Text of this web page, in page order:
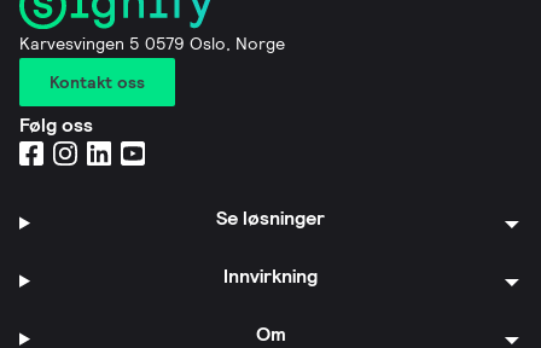
Karvesvingen 5 0579 Oslo, Norge
Kontakt oss
Følg oss
Se løsninger
Innvirkning
Om